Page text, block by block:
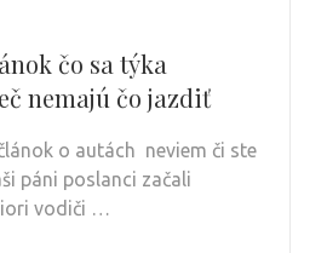
čo sa týka
nemajú čo jazdiť
o autách neviem či ste
páni poslanci začali
vodiči …